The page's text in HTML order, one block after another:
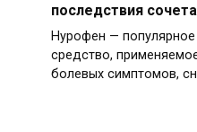
последствия
Нурофен — популярное
средство,
болевых симптомов,